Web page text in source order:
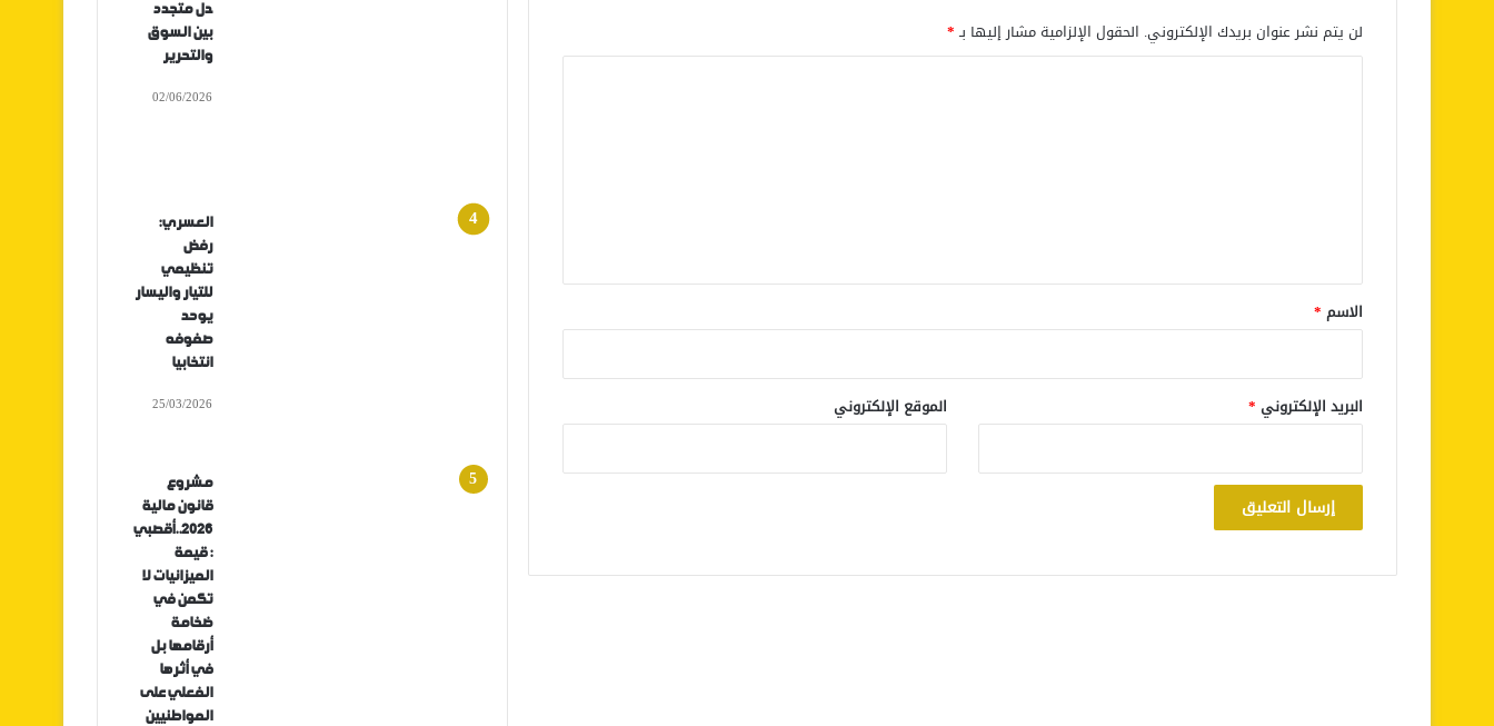
لن يتم نشر عنوان بريدك الإلكتروني. الحقول الإلزامية مشار إليها بـ*
*
الاسم *
البريد الإلكتروني * الموقع الإلكتروني
دل متجدد
بين السوق
والتحرير
02/06/2026
العسري:
رفض
تنظيمي
للتيار واليسار
يوحد
صفوفه
انتخابيا
25/03/2026
مشروع
قانون مالية
2026..أقصبي
: قيمة
الميزانيات لا
تكمن في
ضخامة
أرقامها بل
في أثرها
الفعلي على
المواطنيين